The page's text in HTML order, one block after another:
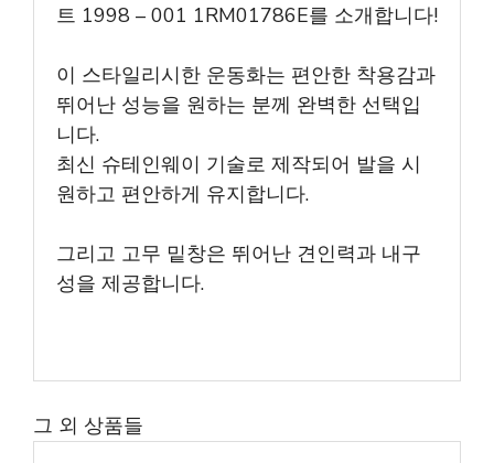
트 1998 – 001 1RM01786E를 소개합니다!
이 스타일리시한 운동화는 편안한 착용감과
뛰어난 성능을 원하는 분께 완벽한 선택입
니다.
최신 슈테인웨이 기술로 제작되어 발을 시
원하고 편안하게 유지합니다.
그리고 고무 밑창은 뛰어난 견인력과 내구
성을 제공합니다.
그 외 상품들